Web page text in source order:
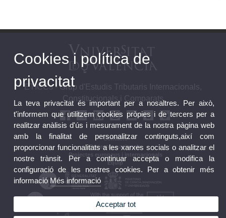
ETICCs - Grup d'Estudis Tributaris Internacionals,
Constitucionals i Comparats
Contacte
Projectes nacionals
Projectes europeus i internacionals
Equip
Cookies i política de
privacitat
La teva privacitat és important per a nosaltres. Per això,
t'informem que utilitzem cookies pròpies i de tercers per a
realitzar anàlisis d'ús i mesurament de la nostra pàgina web
amb la finalitat de personalitzar continguts,així com
proporcionar funcionalitats a les xarxes socials o analitzar el
nostre trànsit. Per a continuar accepta o modifica la
configuració de les nostres cookies. Per a obtenir més
informacióMés informació
Acceptar tot